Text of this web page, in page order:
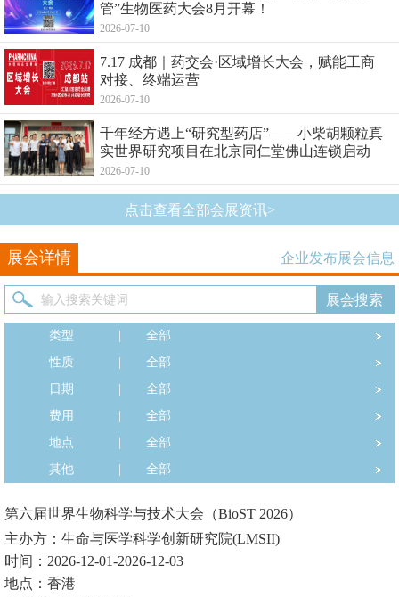
管”生物医药大会8月开幕！
2026-07-10
7.17 成都｜药交会·区域增长大会，赋能工商
对接、终端运营
2026-07-10
千年经方遇上“研究型药店”——小柴胡颗粒真
实世界研究项目在北京同仁堂佛山连锁启动
2026-07-10
点击查看全部会展资讯>
展会详情 企业发布展会信息
类型
全部
性质
全部
日期
全部
费用
全部
地点
全部
其他
全部
第六届世界生物科学与技术大会（BioST 2026）
主办方：生命与医学科学创新研究院(LMSII)
时间：2026-12-01-2026-12-03
地点：香港